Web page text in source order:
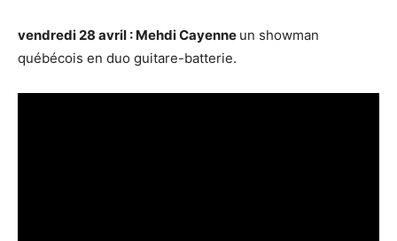
vendredi 28 avril : Mehdi Cayenne un showman
québécois en duo guitare-batterie.